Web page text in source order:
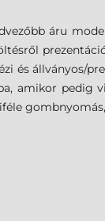
áru
és állványos/
amikor pedig